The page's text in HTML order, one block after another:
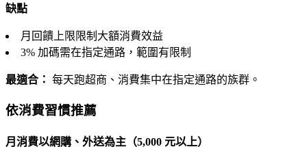
缺點
月回饋上限限制大額消費效益
3% 加碼需在指定通路，範圍有限制
最適合： 每天跑超商、消費集中在指定通路的族群。
依消費習慣推薦
月消費以網購、外送為主（5,000 元以上）